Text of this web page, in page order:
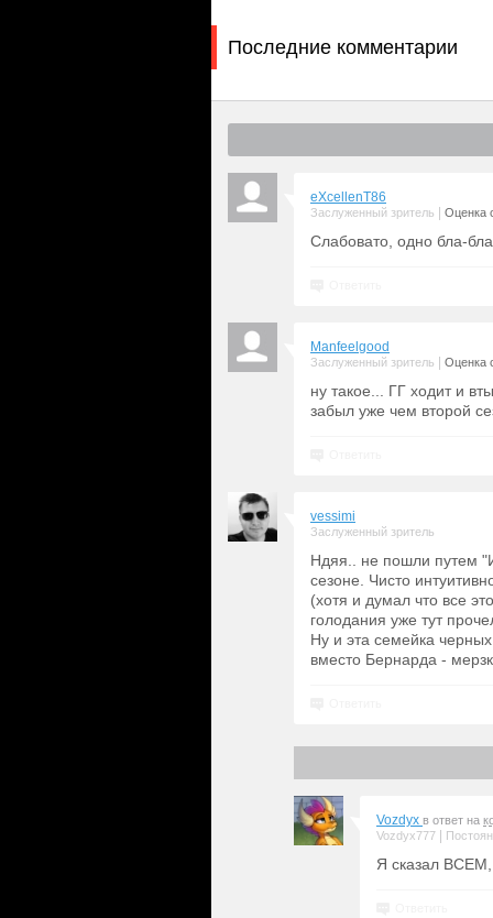
Последние комментарии
eXcellenT86
Заслуженный зритель Оценка
Слабовато, одно бла-
Manfeelgood
Заслуженный зритель Оценка
ну такое... ГГ ходит и
забыл уже чем второй
vessimi
Заслуженный зритель
Ндяя.. не пошли путем
сезоне. Чисто
(хотя и думал что все
голодания уже тут
Ну и эта семейка
вместо Бернарда -
Vozdyx в ответ на
Vozdyx777
Я сказал ВСЕМ,